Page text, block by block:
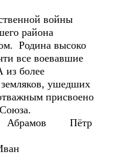
войны
района
Родина высоко
все воевавшие
из более
ушедших
присвоено
Пётр